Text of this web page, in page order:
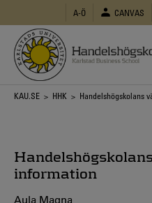
huvudinnehåll
A-Ö CANVAS
Länkstig
KAU.SE > HHK > Handelshögskolans
information
Aula Magna